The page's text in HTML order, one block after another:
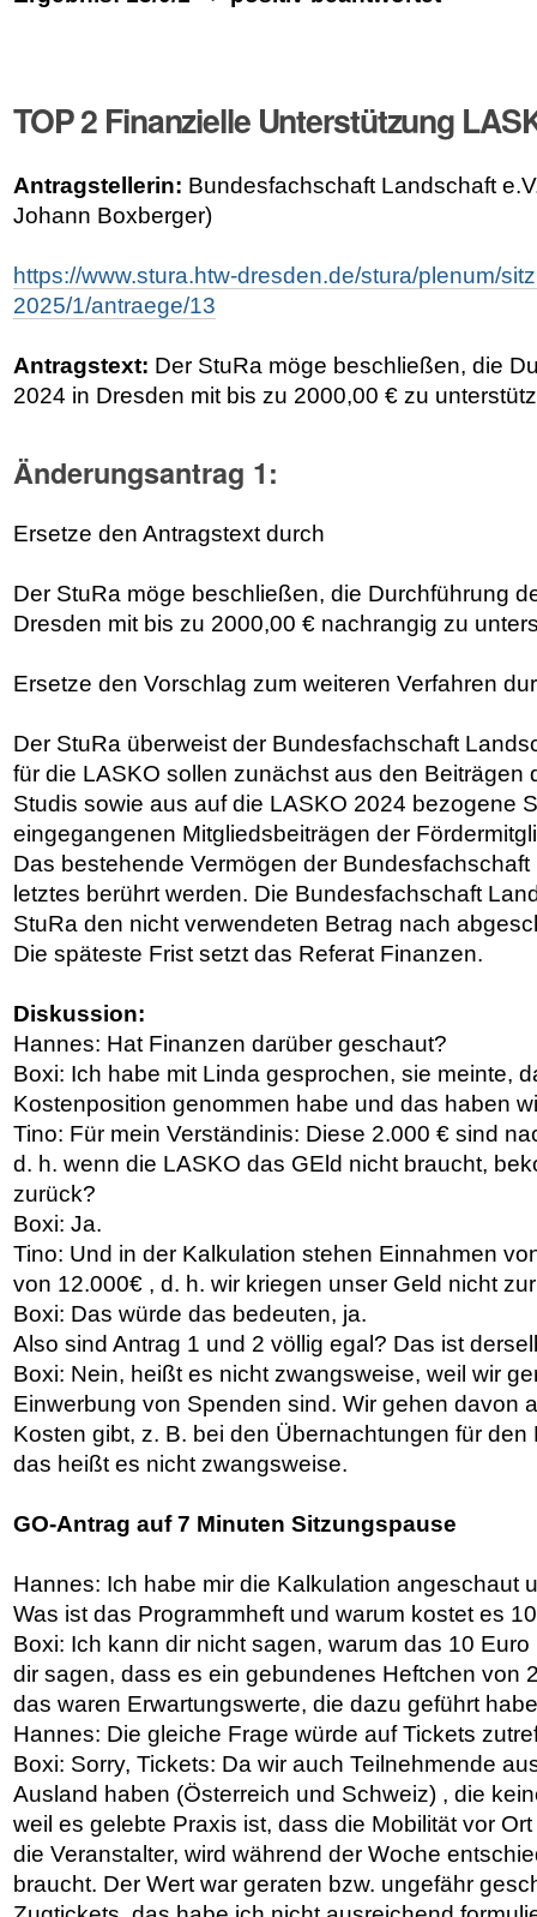
TOP 2 Finanzielle Unterstützung
Antragstellerin: Bundesfachschaft Landschaft
Johann Boxberger)
https://www.stura.htw-dresden.de/stura/plenum/
2025/1/antraege/13
Antragstext: Der StuRa möge beschließen, die
2024 in Dresden mit bis zu 2000,00 € zu
Änderungsantrag 1:
Ersetze den Antragstext durch
Der StuRa möge beschließen, die Durchführung
Dresden mit bis zu 2000,00 € nachrangig zu
Ersetze den Vorschlag zum weiteren Verfahren
Der StuRa überweist der Bundesfachschaft
für die LASKO sollen zunächst aus den Beiträgen
Studis sowie aus auf die LASKO 2024 bezogene
eingegangenen Mitgliedsbeiträgen der
Das bestehende Vermögen der
letztes berührt werden. Die Bundesfachschaft
StuRa den nicht verwendeten Betrag nach
Die späteste Frist setzt das Referat Finanzen.
Diskussion:
Hannes: Hat Finanzen darüber geschaut?
Boxi: Ich habe mit Linda gesprochen, sie meinte,
Kostenposition genommen habe und das haben
Tino: Für mein Verständinis: Diese 2.000 € sind
d. h. wenn die LASKO das GEld nicht braucht,
zurück?
Boxi: Ja.
Tino: Und in der Kalkulation stehen Einnahmen
von 12.000€ , d. h. wir kriegen unser Geld nicht
Boxi: Das würde das bedeuten, ja.
Also sind Antrag 1 und 2 völlig egal? Das ist
Boxi: Nein, heißt es nicht zwangsweise, weil wir
Einwerbung von Spenden sind. Wir gehen davon
Kosten gibt, z. B. bei den Übernachtungen für den
das heißt es nicht zwangsweise.
GO-Antrag auf 7 Minuten Sitzungspause
Hannes: Ich habe mir die Kalkulation angeschaut
Was ist das Programmheft und warum kostet es
Boxi: Ich kann dir nicht sagen, warum das 10
dir sagen, dass es ein gebundenes Heftchen von
das waren Erwartungswerte, die dazu geführt
Hannes: Die gleiche Frage würde auf Tickets
Boxi: Sorry, Tickets: Da wir auch Teilnehmende
Ausland haben (Österreich und Schweiz) , die
weil es gelebte Praxis ist, dass die Mobilität vor
die Veranstalter, wird während der Woche
braucht. Der Wert war geraten bzw. ungefähr